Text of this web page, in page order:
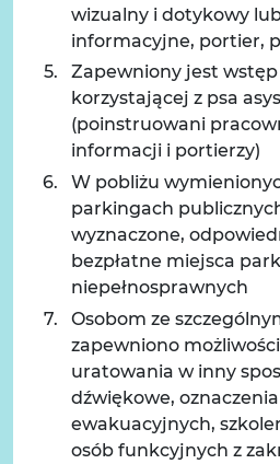
wizualny i dotykowy
informacyjne, portier,
Zapewniony jest
korzystającej z psa
(poinstruowani
informacji i portierzy)
W pobliżu
parkingach
wyznaczone,
bezpłatne miejsca
niepełnosprawnych
Osobom ze
zapewniono
uratowania w inny
dźwiękowe,
ewakuacyjnych,
osób funkcyjnych z